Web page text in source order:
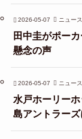
2026-05-07 ニュース
田中圭がポー
懸念の声
2026-05-07 ニュース
水戸ホーリー
島アントラー